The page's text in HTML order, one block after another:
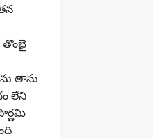
తొంభై
తాను
లేని